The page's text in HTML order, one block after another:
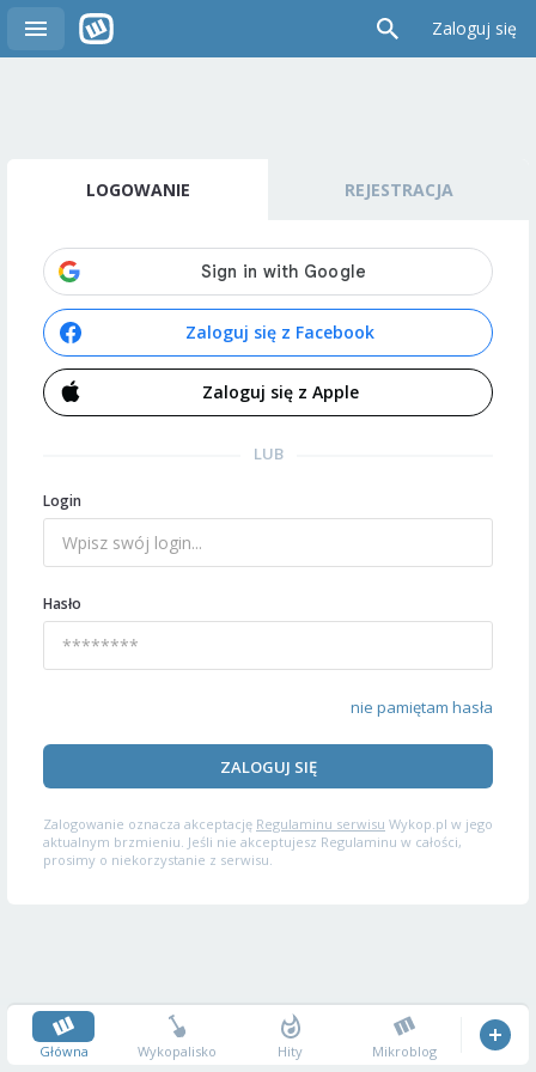
Zaloguj się
LOGOWANIE REJESTRACJA
Zaloguj się z Facebook
Zaloguj się z Apple
LUB
Login
Hasło
nie pamiętam hasła
ZALOGUJ SIĘ
Zalogowanie oznacza akceptację Regulaminu serwisu Wykop.pl w jego
aktualnym brzmieniu. Jeśli nie akceptujesz Regulaminu w całości,
prosimy o niekorzystanie z serwisu.
Główna Wykopalisko Hity Mikroblog